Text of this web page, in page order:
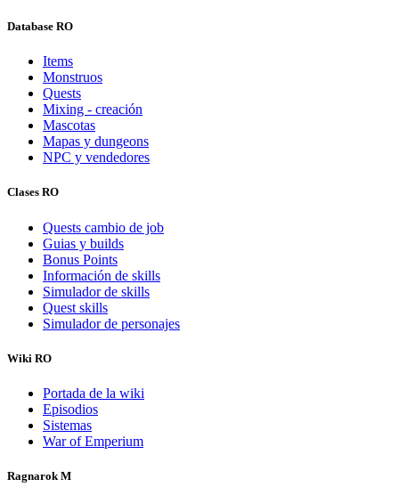
Database RO
Items
Monstruos
Quests
Mixing - creación
Mascotas
Mapas y dungeons
NPC y vendedores
Clases RO
Quests cambio de job
Guias y builds
Bonus Points
Información de skills
Simulador de skills
Quest skills
Simulador de personajes
Wiki RO
Portada de la wiki
Episodios
Sistemas
War of Emperium
Ragnarok M